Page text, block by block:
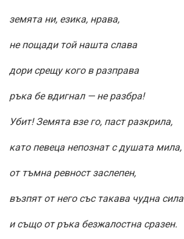
земята ни, езика, нрава,
не пощади той нашта слава
дори срещу кого в разправа
ръка бе вдигнал — не разбра!
Убит! Земята взе го, паст разкрила,
като певеца непознат с душата мила,
от тъмна ревност заслепен,
възпят от него със такава чудна сила
и също от ръка безжалостна сразен.